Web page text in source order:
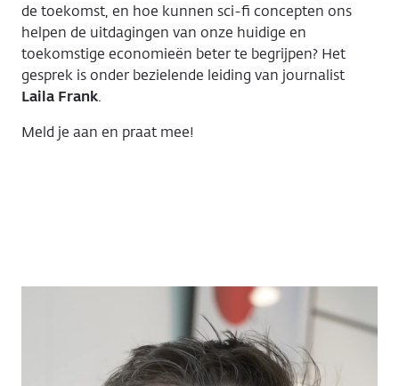
de toekomst, en hoe kunnen sci-fi concepten ons
helpen de uitdagingen van onze huidige en
toekomstige economieën beter te begrijpen? Het
gesprek is onder bezielende leiding van journalist
Laila Frank.
Meld je aan en praat mee!